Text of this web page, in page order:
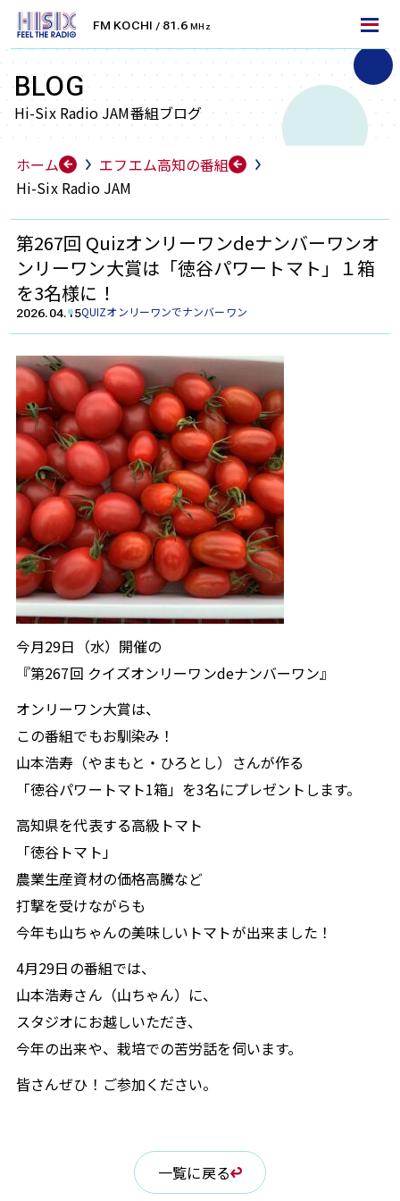
FM KOCHI / 81.6 MHz
BLOG
Hi-Six Radio JAM番組ブログ
ホーム
エフエム高知の番組
Hi-Six Radio JAM
第267回 Quizオンリーワンdeナンバーワンオ
ンリーワン大賞は「徳谷パワートマト」１箱
を3名様に！
2026.04.15QUIZオンリーワンでナンバーワン
今月29日（水）開催の
『第267回 クイズオンリーワンdeナンバーワン』
オンリーワン大賞は、
この番組でもお馴染み！
山本浩寿（やまもと・ひろとし）さんが作る
「徳谷パワートマト1箱」を3名にプレゼントします。
高知県を代表する高級トマト
「徳谷トマト」
農業生産資材の価格高騰など
打撃を受けながらも
今年も山ちゃんの美味しいトマトが出来ました！
4月29日の番組では、
山本浩寿さん（山ちゃん）に、
スタジオにお越しいただき、
今年の出来や、栽培での苦労話を伺います。
皆さんぜひ！ご参加ください。
一覧に戻る
LET'S TUNE IN!
エフエム高知を聴くには
FM周波数で聴く
FMラジオ
エフエム高知は、高知県を中心としたエリアにFM放
送をお届けしております。
ラジオ受信機・カーラジオなどで無料でお聴きいただ
けます。お住まいのエリアの周波数に合わせて、より
クリアに放送をお楽しみください。
高知 KOCHI
81.6 MHz
安芸 AKI
79.9
須崎 SUSAKI
82.7 MHz
窪川 KUBOKAWA
80.6 MHz
中村 NAKAMURA
78.5 MHz
宿毛 SUKUMO
81.3 MHz
radikoで聴く
スマホ PC タブレット
radikoプレミアム（有料）へ入会いただくことでお楽
しみいただけます。
さらに、タイムフリー機能で過去一週間分の番組を聴
くこともできます。
radikoアプリダウンロードはこちら
radiko ブラウザ版
Podcastで聴く
スマホ PC タブレット
無料で聴ける音声コンテンツを配信しています。
末にダウンロードしておけばオフラインでも聴くこと